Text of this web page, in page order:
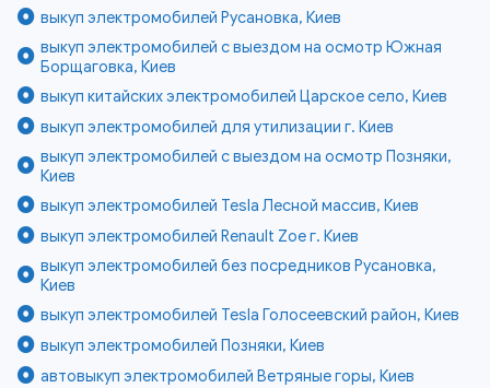
выкуп электромобилей Русановка, Киев
выкуп электромобилей с выездом на осмотр Южная
Борщаговка, Киев
выкуп китайских электромобилей Царское село, Киев
выкуп электромобилей для утилизации г. Киев
выкуп электромобилей с выездом на осмотр Позняки,
Киев
выкуп электромобилей Tesla Лесной массив, Киев
выкуп электромобилей Renault Zoe г. Киев
выкуп электромобилей без посредников Русановка,
Киев
выкуп электромобилей Tesla Голосеевский район, Киев
выкуп электромобилей Позняки, Киев
автовыкуп электромобилей Ветряные горы, Киев